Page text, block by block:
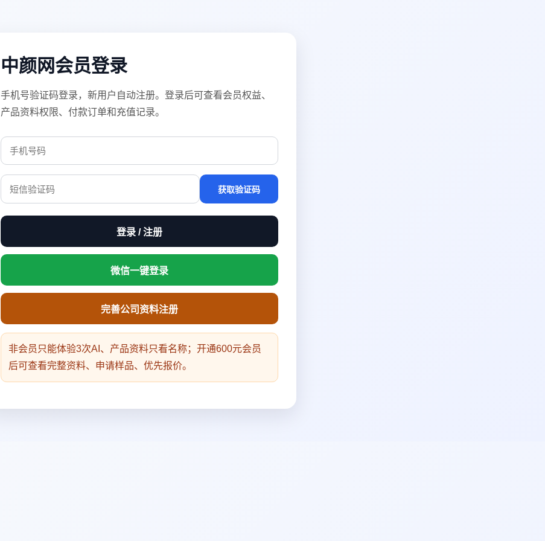
中颜网会员登录
手机号验证码登录，新用户自动注册。登录后可查看会员权益、
产品资料权限、付款订单和充值记录。
获取验证码
登录 / 注册
微信一键登录
完善公司资料注册
非会员只能体验3次AI、产品资料只看名称；开通600元会员
后可查看完整资料、申请样品、优先报价。